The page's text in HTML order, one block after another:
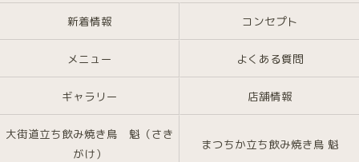
新着情報 コンセプト
メニュー よくある質問
ギャラリー 店舗情報
大街道立ち飲み焼き鳥 魁（さき
がけ）
まつちか立ち飲み焼き鳥 魁